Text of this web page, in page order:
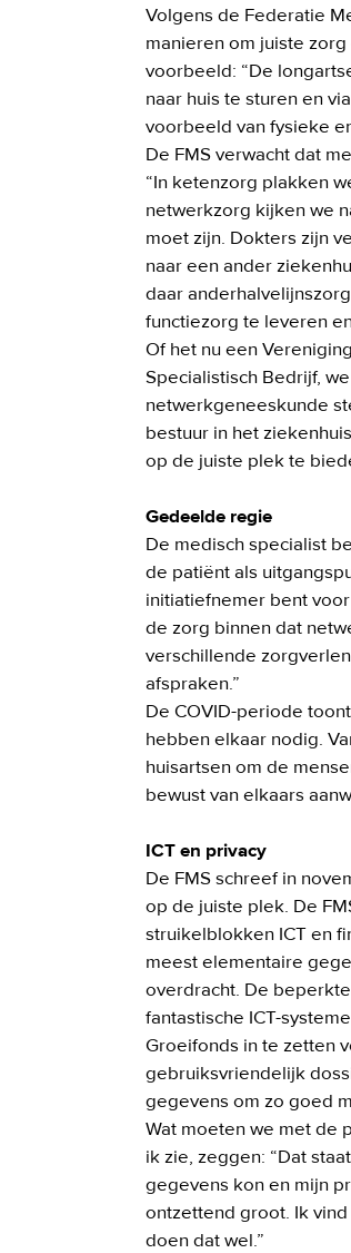
Volgens de Federatie
manieren om juiste
voorbeeld: “De
naar huis te sturen en
voorbeeld van fysieke
De FMS verwacht dat
“In ketenzorg plakken
netwerkzorg kijken we
moet zijn. Dokters zijn
naar een ander
daar
functiezorg te leveren
Of het nu een
Specialistisch Bedrijf,
netwerkgeneeskunde
bestuur in het
op de juiste plek te
Gedeelde regie
De medisch specialist
de patiënt als
initiatiefnemer bent
de zorg binnen dat
verschillende
afspraken.”
De COVID-periode
hebben elkaar nodig.
huisartsen om de
bewust van elkaars
ICT en privacy
De FMS schreef in
op de juiste plek. De
struikelblokken ICT en
meest elementaire
overdracht. De
fantastische ICT-
Groeifonds in te zetten
gebruiksvriendelijk
gegevens om zo goed
Wat moeten we met de
ik zie, zeggen: “Dat
gegevens kon en mijn
ontzettend groot. Ik
doen dat wel.”